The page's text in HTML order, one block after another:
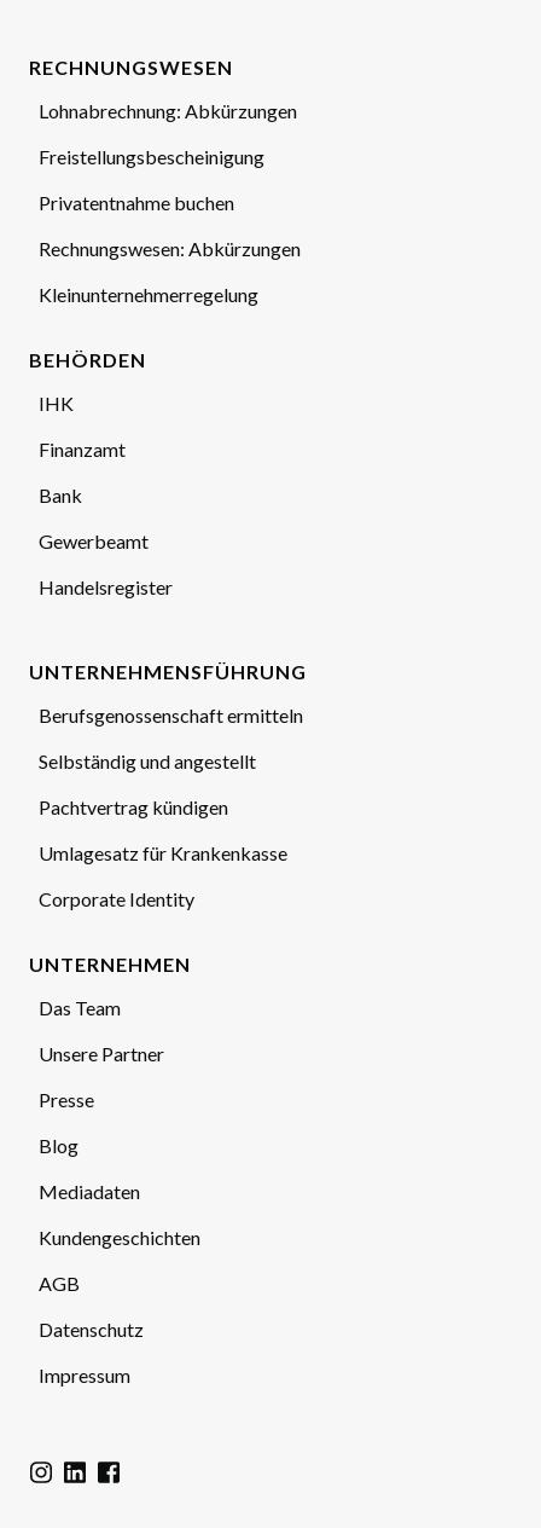
RECHNUNGSWESEN
Lohnabrechnung: Abkürzungen
Freistellungsbescheinigung
Privatentnahme buchen
Rechnungswesen: Abkürzungen
Kleinunternehmerregelung
BEHÖRDEN
IHK
Finanzamt
Bank
Gewerbeamt
Handelsregister
UNTERNEHMENSFÜHRUNG
Berufsgenossenschaft ermitteln
Selbständig und angestellt
Pachtvertrag kündigen
Umlagesatz für Krankenkasse
Corporate Identity
UNTERNEHMEN
Das Team
Unsere Partner
Presse
Blog
Mediadaten
Kundengeschichten
AGB
Datenschutz
Impressum